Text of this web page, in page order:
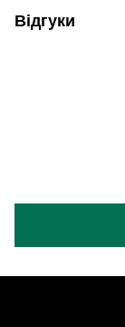
Відгуки